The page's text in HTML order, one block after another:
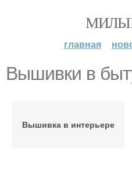
главная
Вышивки в
Вышивка в интерьере